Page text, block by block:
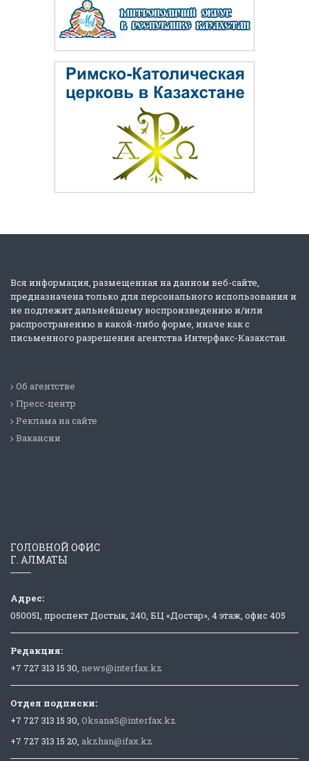
Вся информация, размещенная на данном веб-сайте,
предназначена только для персонального использования и
не подлежит дальнейшему воспроизведению и/или
распространению в какой-либо форме, иначе как с
письменного разрешения агентства Интерфакс-Казахстан.
Об агентстве
Пресс-центр
Реклама на сайте
Вакансии
ГОЛОВНОЙ ОФИС
Г. АЛМАТЫ
Адрес:
050051, проспект Достык, 240, БЦ «Достар», 4 этаж, офис 405
Редакция:
+7 727 313 15 30, news@interfax.kz
Отдел подписки:
+7 727 313 15 30, OksanaS@interfax.kz
+7 727 313 15 20, akzhan@ifax.kz